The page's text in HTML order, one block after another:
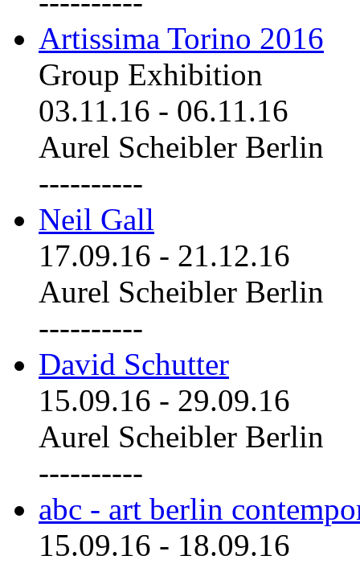
Artissima Torino 2016
Group Exhibition
03.11.16 - 06.11.16
Aurel Scheibler Berlin
----------
Neil Gall
17.09.16 - 21.12.16
Aurel Scheibler Berlin
----------
David Schutter
15.09.16 - 29.09.16
Aurel Scheibler Berlin
----------
abc - art berlin
15.09.16 - 18.09.16